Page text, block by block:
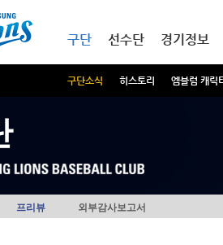
구단
구단소식 히스토리 엠블럼 캐릭
선수단 경기정보
프리뷰 외부감사보고서